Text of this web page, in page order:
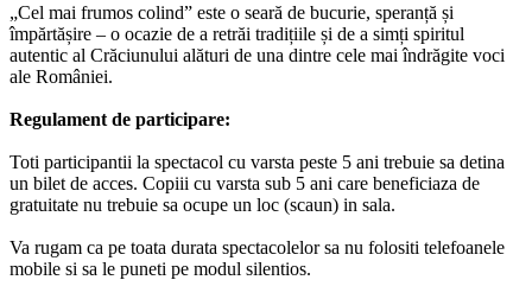
„Cel mai frumos colind” este o seară de bucurie, speranță și
împărtășire – o ocazie de a retrăi tradițiile și de a simți spiritul
autentic al Crăciunului alături de una dintre cele mai îndrăgite voci
ale României.
Regulament de participare:
Toti participantii la spectacol cu varsta peste 5 ani trebuie sa detina
un bilet de acces. Copiii cu varsta sub 5 ani care beneficiaza de
gratuitate nu trebuie sa ocupe un loc (scaun) in sala.
Va rugam ca pe toata durata spectacolelor sa nu folositi telefoanele
mobile si sa le puneti pe modul silentios.